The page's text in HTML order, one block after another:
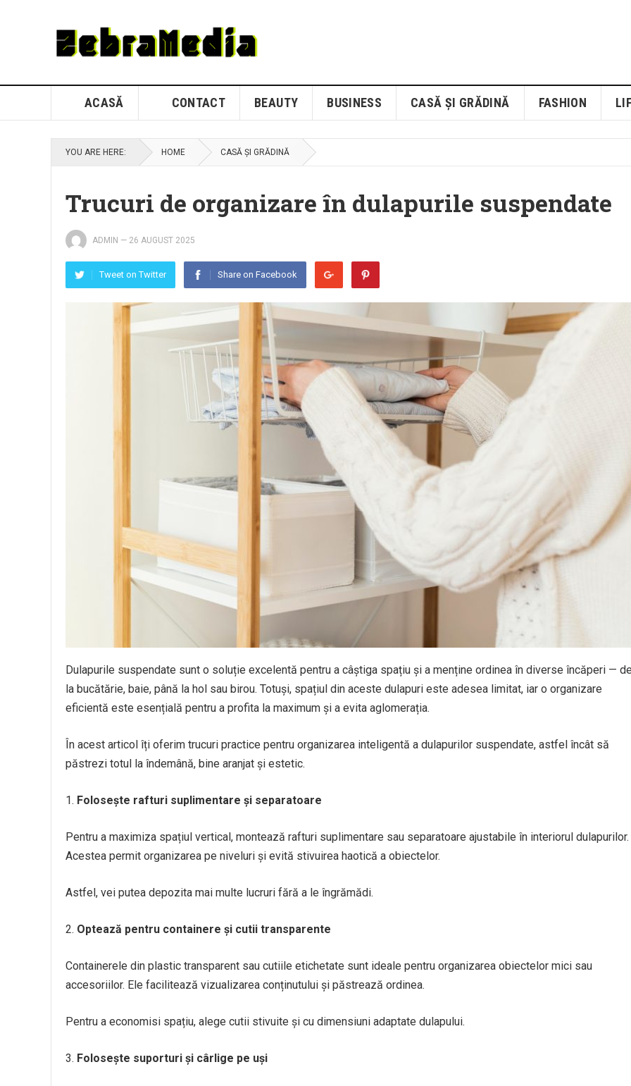
ACASĂ CONTACT BEAUTY BUSINESS CASĂ ȘI GRĂDINĂ FASHION
YOU ARE HERE: HOME CASĂ ȘI GRĂDINĂ
Trucuri de organizare în dulapurile suspendate
ADMIN — 26 AUGUST 2025
Tweet on Twitter Share on Facebook
Dulapurile suspendate sunt o soluție excelentă pentru a câștiga spațiu și a menține ordinea în diverse încăperi —
la bucătărie, baie, până la hol sau birou. Totuși, spațiul din aceste dulapuri este adesea limitat, iar o organizare
eficientă este esențială pentru a profita la maximum și a evita aglomerația.
În acest articol îți oferim trucuri practice pentru organizarea inteligentă a dulapurilor suspendate, astfel încât să
păstrezi totul la îndemână, bine aranjat și estetic.
Folosește rafturi suplimentare și separatoare
Pentru a maximiza spațiul vertical, montează rafturi suplimentare sau separatoare ajustabile în interiorul dulapurilor.
Acestea permit organizarea pe niveluri și evită stivuirea haotică a obiectelor.
Astfel, vei putea depozita mai multe lucruri fără a le îngrămădi.
Optează pentru containere și cutii transparente
Containerele din plastic transparent sau cutiile etichetate sunt ideale pentru organizarea obiectelor mici sau
accesoriilor. Ele facilitează vizualizarea conținutului și păstrează ordinea.
Pentru a economisi spațiu, alege cutii stivuite și cu dimensiuni adaptate dulapului.
Folosește suporturi și cârlige pe uși